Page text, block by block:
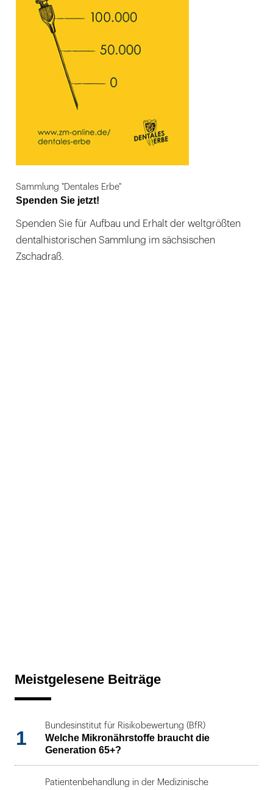
Sammlung "Dentales Erbe"
Spenden Sie jetzt!
Spenden Sie für Aufbau und Erhalt der weltgrößten
dentalhistorischen Sammlung im sächsischen
Zschadraß.
Meistgelesene Beiträge
1
Bundesinstitut für Risikobewertung (BfR)
Welche Mikronährstoffe braucht die
Generation 65+?
Patientenbehandlung in der Medizinische